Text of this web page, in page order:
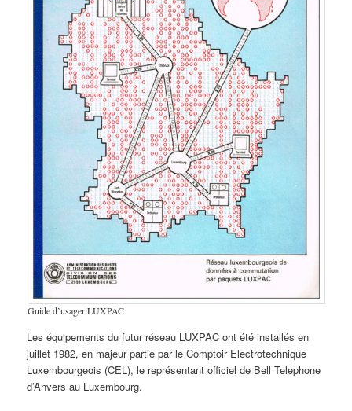
Guide d’usager LUXPAC
Les équipements du futur réseau LUXPAC ont été installés en
juillet 1982, en majeur partie par le Comptoir Electrotechnique
Luxembourgeois (CEL), le représentant officiel de Bell Telephone
d’Anvers au Luxembourg.